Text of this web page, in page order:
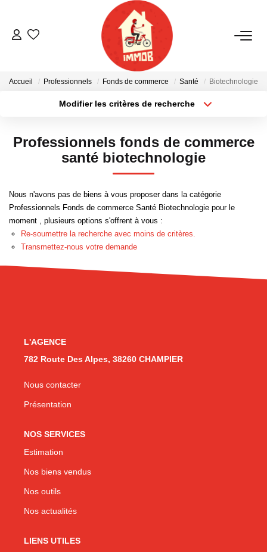
ACHETER
Qui Sommes-Nous
Notre Équipe
Nous Rejoindre
Accueil Professionnels Fonds de commerce Santé Biotechnologie
Modifier les critères de recherche
Budget max
Professionnels fonds de commerce
santé biotechnologie
Nous n'avons pas de biens à vous proposer dans la catégorie
Professionnels Fonds de commerce Santé Biotechnologie pour le
moment , plusieurs options s'offrent à vous :
Re-soumettre la recherche avec moins de critères.
Transmettez-nous votre demande
L'AGENCE
782 Route Des Alpes, 38260 CHAMPIER
Nous contacter
Présentation
NOS SERVICES
Estimation
Nos biens vendus
Nos outils
Nos actualités
LIENS UTILES